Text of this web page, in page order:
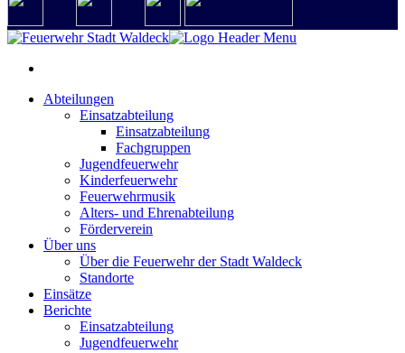
Abteilungen
Einsatzabteilung
Einsatzabteilung
Fachgruppen
Jugendfeuerwehr
Kinderfeuerwehr
Feuerwehrmusik
Alters- und Ehrenabteilung
Förderverein
Über uns
Über die Feuerwehr der Stadt Waldeck
Standorte
Einsätze
Berichte
Einsatzabteilung
Jugendfeuerwehr